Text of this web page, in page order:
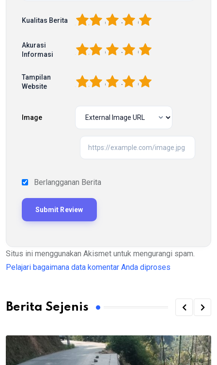
Kualitas Berita 5
4
3
2
Akurasi
Informasi
5
4
3
2
Tampilan
Website
5
4
3
2
Image
Berlangganan Berita
Situs ini menggunakan Akismet untuk mengurangi spam.
Pelajari bagaimana data komentar Anda diproses
Berita Sejenis